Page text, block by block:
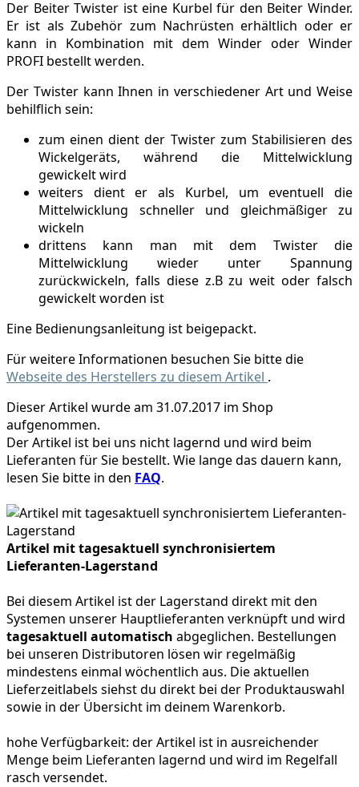
Der Beiter Twister ist eine Kurbel für den Beiter Winder.
Er ist als Zubehör zum Nachrüsten erhältlich oder er
kann in Kombination mit dem Winder oder Winder
PROFI bestellt werden.
Der Twister kann Ihnen in verschiedener Art und Weise
behilflich sein:
zum einen dient der Twister zum Stabilisieren des
Wickelgeräts, während die Mittelwicklung
gewickelt wird
weiters dient er als Kurbel, um eventuell die
Mittelwicklung schneller und gleichmäßiger zu
wickeln
drittens kann man mit dem Twister die
Mittelwicklung wieder unter Spannung
zurückwickeln, falls diese z.B zu weit oder falsch
gewickelt worden ist
Eine Bedienungsanleitung ist beigepackt.
Für weitere Informationen besuchen Sie bitte die
Webseite des Herstellers zu diesem Artikel .
Dieser Artikel wurde am 31.07.2017 im Shop
aufgenommen.
Der Artikel ist bei uns nicht lagernd und wird beim
Lieferanten für Sie bestellt. Wie lange das dauern kann,
lesen Sie bitte in den FAQ.
Artikel mit tagesaktuell synchronisiertem
Lieferanten-Lagerstand
Bei diesem Artikel ist der Lagerstand direkt mit den
Systemen unserer Hauptlieferanten verknüpft und wird
tagesaktuell automatisch abgeglichen. Bestellungen
bei unseren Distributoren lösen wir regelmäßig
mindestens einmal wöchentlich aus. Die aktuellen
Lieferzeitlabels siehst du direkt bei der Produktauswahl
sowie in der Übersicht im deinem Warenkorb.
hohe Verfügbarkeit: der Artikel ist in ausreichender
Menge beim Lieferanten lagernd und wird im Regelfall
rasch versendet.